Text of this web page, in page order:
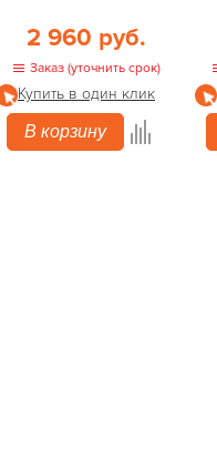
2 960 руб.
Заказ (уточнить срок)
Купить в один клик
В корзину